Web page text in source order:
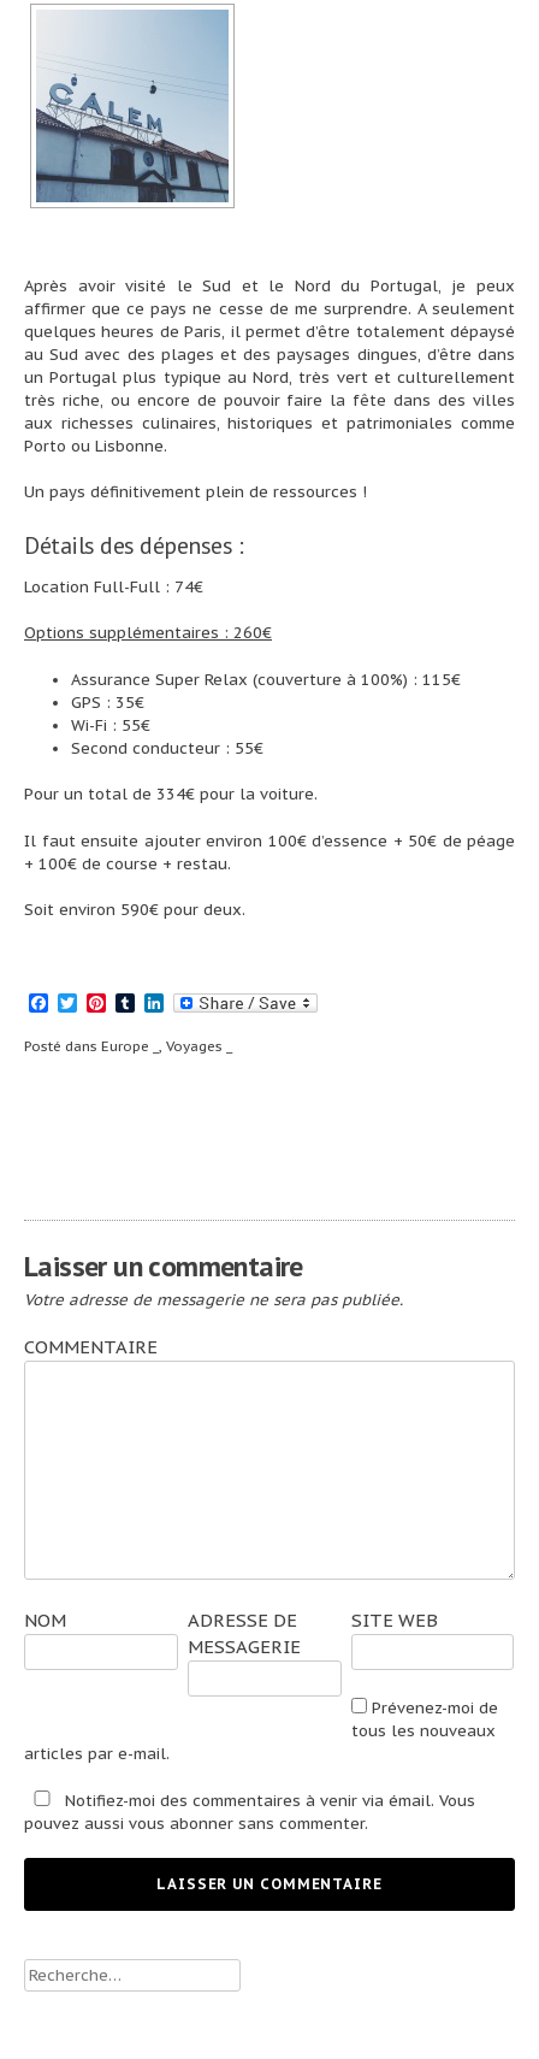
Après avoir visité le Sud et le Nord du Portugal, je peux
affirmer que ce pays ne cesse de me surprendre. A seulement
quelques heures de Paris, il permet d’être totalement dépaysé
au Sud avec des plages et des paysages dingues, d’être dans
un Portugal plus typique au Nord, très vert et culturellement
très riche, ou encore de pouvoir faire la fête dans des villes
aux richesses culinaires, historiques et patrimoniales comme
Porto ou Lisbonne.
Un pays définitivement plein de ressources !
Détails des dépenses :
Location Full-Full : 74€
Options supplémentaires : 260€
Assurance Super Relax (couverture à 100%) : 115€
GPS : 35€
Wi-Fi : 55€
Second conducteur : 55€
Pour un total de 334€ pour la voiture.
Il faut ensuite ajouter environ 100€ d’essence + 50€ de péage
+ 100€ de course + restau.
Soit environ 590€ pour deux.
Facebook
TwitterPinterest
TumblrLinkedIn
Posté dans Europe _ Voyages _
l’article
Laisser un commentaire
Votre adresse de messagerie ne sera pas publiée.
COMMENTAIRE
NOM
ADRESSE DE
MESSAGERIE
SITE WEB
Prévenez-moi de
tous les nouveaux
articles par e-mail.
Notifiez-moi des commentaires à venir via émail. Vous
pouvez aussi vous abonner sans commenter.
Rechercher :